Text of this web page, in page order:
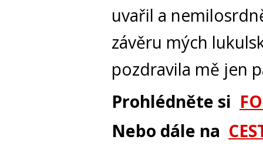
uvařil a
závěru mých
pozdravila mě jen
Prohlédněte si
Nebo dále na